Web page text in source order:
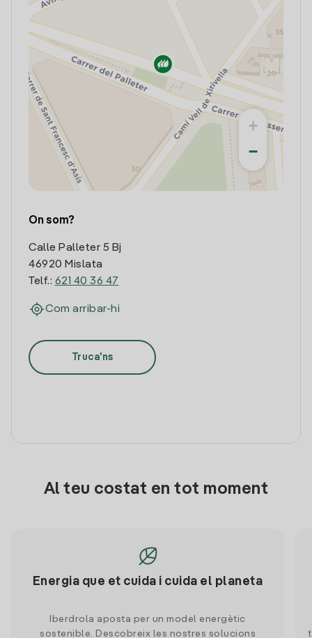
+
−
On som?
Calle Palleter 5 Bj
46920 Mislata
Telf.: 621 40 36 47
Com arribar-hi
Truca'ns
Al teu costat en tot moment
Energia que et cuida i cuida el planeta
Iberdrola aposta per un model energètic
sostenible. Descobreix les nostres solucions